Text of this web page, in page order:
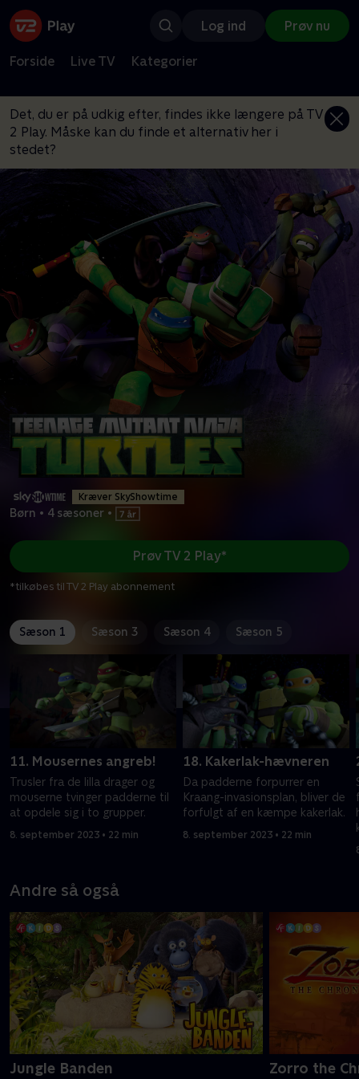
Log ind Prøv nu
Forside Live TV Kategorier
Det, du er på udkig efter, findes ikke længere på TV
2 Play. Måske kan du finde et alternativ her i
stedet?
Kræver SkyShowtime
Børn • 4 sæsoner •
Prøv TV 2 Play*
*tilkøbes til TV 2 Play abonnement
Sæson 1 Sæson 3 Sæson 4 Sæson 5
11. Mousernes angreb!
Trusler fra de lilla drager og
mouserne tvinger padderne til
at opdele sig i to grupper.
8. september 2023 • 22 min
18. Kakerlak-hævneren
Da padderne forpurrer en
Kraang-invasionsplan, bliver de
forfulgt af en kæmpe kakerlak.
8. september 2023 • 22 min
Andre så også
Jungle Banden Zorro the